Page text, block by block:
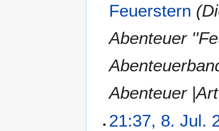
Feuerstern
Abenteuer
Abenteuer
21:37, 8. Jul.